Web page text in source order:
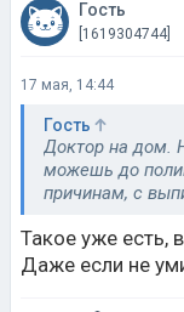
Гость
[1619304744]
17 мая, 14:44
Гость
Доктор на дом.
можешь до
причинам, с
Такое уже есть,
Даже если не